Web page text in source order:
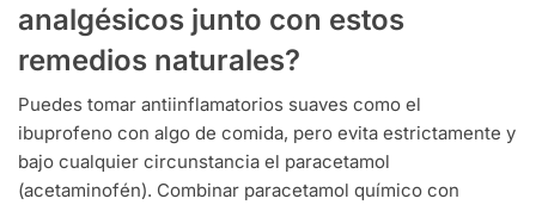
analgésicos junto con estos
remedios naturales?
Puedes tomar antiinflamatorios suaves como el
ibuprofeno con algo de comida, pero evita estrictamente y
bajo cualquier circunstancia el paracetamol
(acetaminofén). Combinar paracetamol químico con